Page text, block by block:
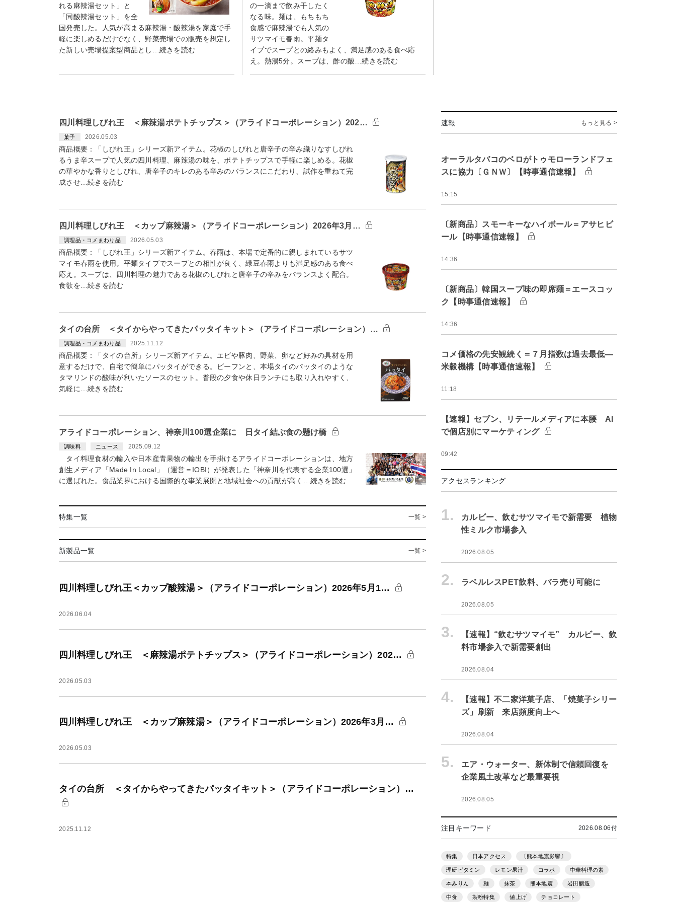
れる麻辣湯セット」と
「同酸辣湯セット」を全
国発売した。人気が高まる麻辣湯・酸辣湯を家庭で手
軽に楽しめるだけでなく、野菜売場での販売を想定し
た新しい売場提案型商品とし…続きを読む
の一滴まで飲み干したく
なる味。麺は、もちもち
食感で麻辣湯でも人気の
サツマイモ春雨。平麺タ
イプでスープとの絡みもよく、満足感のある食べ応
え。熱湯5分。スープは、酢の酸…続きを読む
四川料理しびれ王 ＜麻辣湯ポテトチップス＞（アライドコーポレーション）202…
菓子 2026.05.03
商品概要：「しびれ王」シリーズ新アイテム。花椒のしびれと唐辛子の辛み織りなすしびれ
るうま辛スープで人気の四川料理、麻辣湯の味を、ポテトチップスで手軽に楽しめる。花椒
の華やかな香りとしびれ、唐辛子のキレのある辛みのバランスにこだわり、試作を重ねて完
成させ…続きを読む
四川料理しびれ王 ＜カップ麻辣湯＞（アライドコーポレーション）2026年3月…
調理品・コメまわり品 2026.05.03
商品概要：「しびれ王」シリーズ新アイテム。春雨は、本場で定番的に親しまれているサツ
マイモ春雨を使用。平麺タイプでスープとの相性が良く、緑豆春雨よりも満足感のある食べ
応え。スープは、四川料理の魅力である花椒のしびれと唐辛子の辛みをバランスよく配合。
食欲を…続きを読む
タイの台所 ＜タイからやってきたパッタイキット＞（アライドコーポレーション）…
調理品・コメまわり品 2025.11.12
商品概要：「タイの台所」シリーズ新アイテム。エビや豚肉、野菜、卵など好みの具材を用
意するだけで、自宅で簡単にパッタイができる。ビーフンと、本場タイのパッタイのような
タマリンドの酸味が利いたソースのセット。普段の夕食や休日ランチにも取り入れやすく、
気軽に…続きを読む
アライドコーポレーション、神奈川100選企業に 日タイ結ぶ食の懸け橋
調味料 ニュース 2025.09.12
タイ料理食材の輸入や日本産青果物の輸出を手掛けるアライドコーポレーションは、地方
創生メディア「Made In Local」（運営＝IOBI）が発表した「神奈川を代表する企業100選」
に選ばれた。食品業界における国際的な事業展開と地域社会への貢献が高く…続きを読む
特集一覧 一覧 >
新製品一覧 一覧 >
四川料理しびれ王＜カップ酸辣湯＞（アライドコーポレーション）2026年5月1…
2026.06.04
四川料理しびれ王 ＜麻辣湯ポテトチップス＞（アライドコーポレーション）202…
2026.05.03
四川料理しびれ王 ＜カップ麻辣湯＞（アライドコーポレーション）2026年3月…
2026.05.03
タイの台所 ＜タイからやってきたパッタイキット＞（アライドコーポレーション）…
2025.11.12
速報 もっと見る >
オーラルタバコのベロがトゥモローランドフェ
スに協力〔ＧＮＷ〕【時事通信速報】
15:15
〔新商品〕スモーキーなハイボール＝アサヒビ
ール【時事通信速報】
14:36
〔新商品〕韓国スープ味の即席麺＝エースコッ
ク【時事通信速報】
14:36
コメ価格の先安観続く＝７月指数は過去最低―
米穀機構【時事通信速報】
11:18
【速報】セブン、リテールメディアに本腰 AI
で個店別にマーケティング
09:42
アクセスランキング
1.
カルビー、飲むサツマイモで新需要 植物
性ミルク市場参入
2026.08.05
2. ラベルレスPET飲料、バラ売り可能に
2026.08.05
3.
【速報】“飲むサツマイモ” カルビー、飲
料市場参入で新需要創出
2026.08.04
4.
【速報】不二家洋菓子店、「焼菓子シリー
ズ」刷新 来店頻度向上へ
2026.08.04
5.
エア・ウォーター、新体制で信頼回復を
企業風土改革など最重要視
2026.08.05
注目キーワード 2026.08.06付
特集 日本アクセス 〔熊本地震影響〕
理研ビタミン レモン果汁 コラボ 中華料理の素
本みりん 麺 抹茶 熊本地震 岩田醸造
中食 製粉特集 値上げ チョコレート